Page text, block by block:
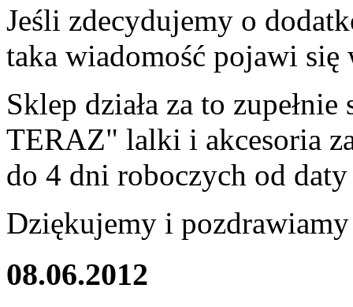
Jeśli zdecydujemy o
taka wiadomość pojawi
Sklep działa za to
TERAZ" lalki i akcesoria
do 4 dni roboczych od daty
Dziękujemy i pozdrawiamy
08.06.2012